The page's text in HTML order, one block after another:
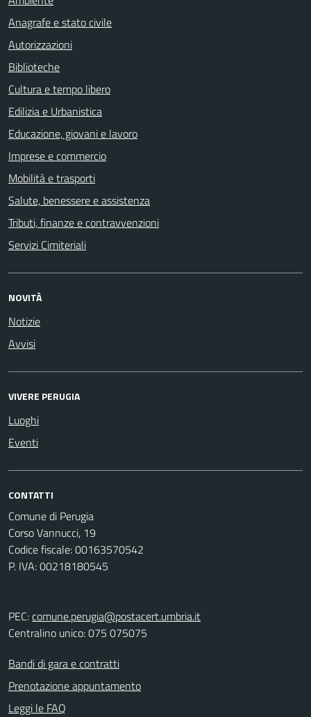
Anagrafe e stato civile
Autorizzazioni
Biblioteche
Cultura e tempo libero
Edilizia e Urbanistica
Educazione, giovani e lavoro
Imprese e commercio
Mobilità e trasporti
Salute, benessere e assistenza
Tributi, finanze e contravvenzioni
Servizi Cimiteriali
NOVITÀ
Notizie
Avvisi
VIVERE PERUGIA
Luoghi
Eventi
CONTATTI
Comune di Perugia
Corso Vannucci, 19
Codice fiscale: 00163570542
P. IVA: 00218180545
PEC:comune.perugia@postacert.umbria.it
Centralino unico: 075 075075
Bandi di gara e contratti
Prenotazione appuntamento
Leggi le FAQ